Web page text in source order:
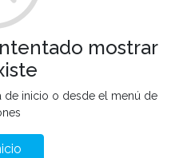
mostrar
de inicio o desde el menú de